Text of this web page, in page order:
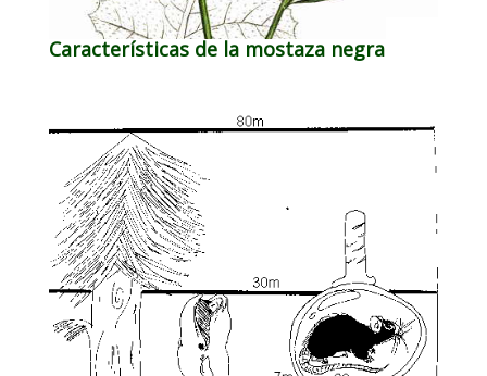
Características de la mostaza negra